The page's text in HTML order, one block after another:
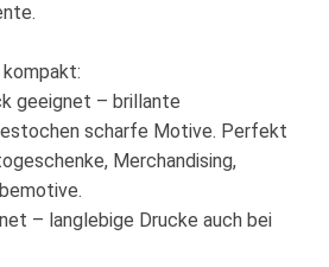
geeignet – brillante
scharfe Motive. Perfekt
Merchandising,
– langlebige Drucke auch bei